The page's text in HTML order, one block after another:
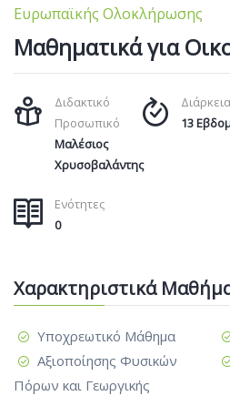
Ευρωπαϊκής Ολοκλήρωσης
Μαθηματικά για
Διδακτικό
Προσωπικό
Μαλέσιος
Χρυσοβαλάντης
Διάρκεια
13
Ενότητες
0
Χαρακτηριστικά
Υποχρεωτικό Μάθημα
Αξιοποίησης Φυσικών
Πόρων και Γεωργικής